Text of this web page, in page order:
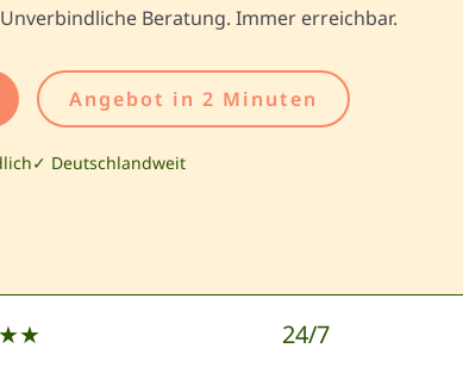
Beratung. Immer erreichbar.
Angebot in 2 Minuten
✓ Deutschlandweit
24/7